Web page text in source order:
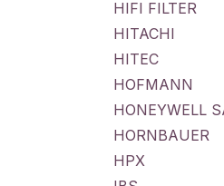
HIFI FILTER
HITACHI
HITEC
HOFMANN
HONEYWELL
HORNBAUER
HPX